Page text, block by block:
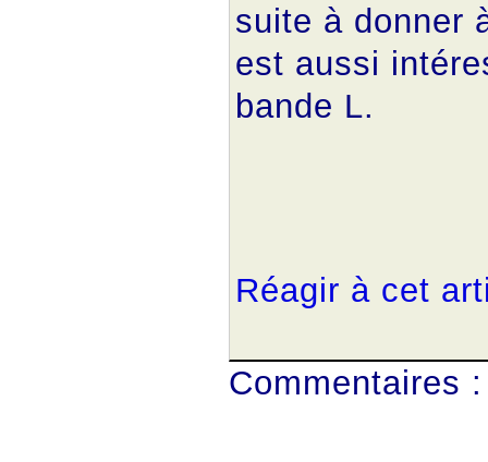
suite à donner
est aussi
bande L.
Réagir à cet
Commentaires :